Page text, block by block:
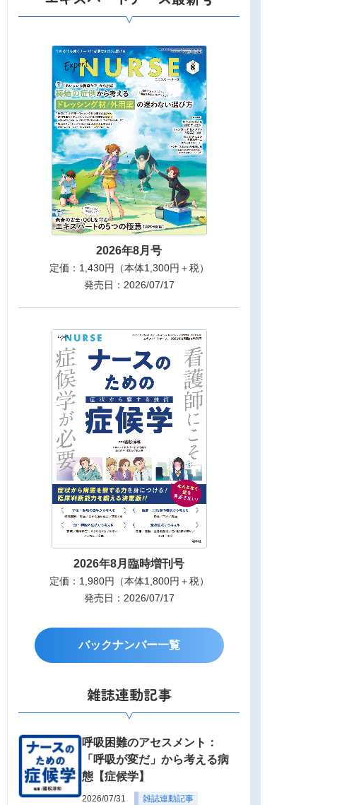
2026年8月号
定価：1,430円（本体1,300円＋税）
発売日：2026/07/17
2026年8月臨時増刊号
定価：1,980円（本体1,800円＋税）
発売日：2026/07/17
バックナンバー一覧
雑誌連動記事
呼吸困難のアセスメント：
「呼吸が変だ」から考える病
態【症候学】
2026/07/31 雑誌連動記事